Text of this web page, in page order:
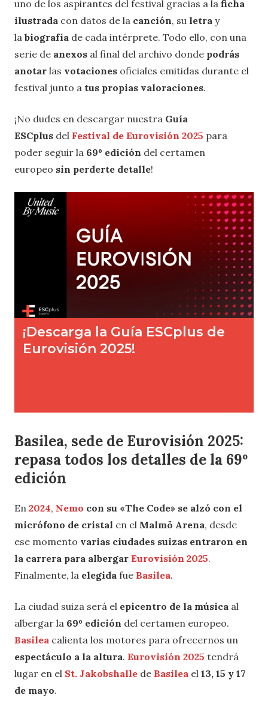
uno de los aspirantes del festival gracias a la ficha
ilustrada con datos de la canción, su letra y
la biografía de cada intérprete. Todo ello, con una
serie de anexos al final del archivo donde podrás
anotar las votaciones oficiales emitidas durante el
festival junto a tus propias valoraciones.
¡No dudes en descargar nuestra Guía
ESCplus del Festival de Eurovisión 2025 para
poder seguir la 69º edición del certamen
europeo sin perderte detalle!
Basilea, sede de Eurovisión 2025:
repasa todos los detalles de la 69º
edición
En 2024, Nemo con su «The Code» se alzó con el
micrófono de cristal en el Malmö Arena, desde
ese momento varias ciudades suizas entraron en
la carrera para albergar Eurovisión 2025.
Finalmente, la elegida fue Basilea.
La ciudad suiza será el epicentro de la música al
albergar la 69º edición del certamen europeo.
Basilea calienta los motores para ofrecernos un
espectáculo a la altura. Eurovisión 2025 tendrá
lugar en el St. Jakobshalle de Basilea el 13, 15 y 17
de mayo.